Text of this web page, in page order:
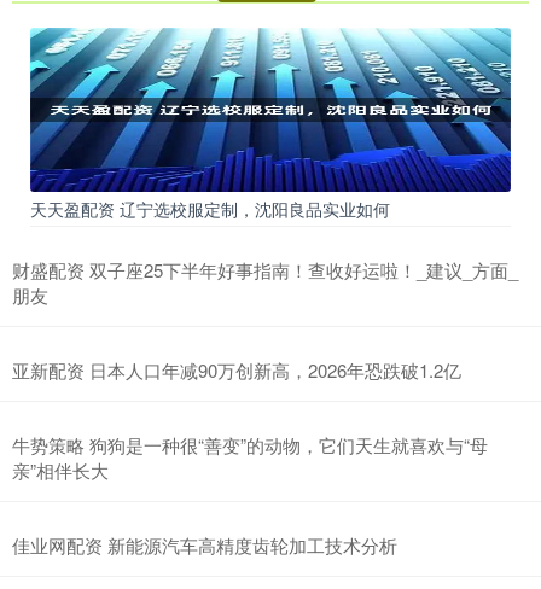
天天盈配资 辽宁选校服定制，沈阳良品实业如何
财盛配资 双子座25下半年好事指南！查收好运啦！_建议_方面_
朋友
亚新配资 日本人口年减90万创新高，2026年恐跌破1.2亿
牛势策略 狗狗是一种很“善变”的动物，它们天生就喜欢与“母
亲”相伴长大
佳业网配资 新能源汽车高精度齿轮加工技术分析